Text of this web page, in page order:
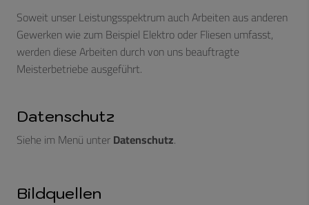
Soweit unser Leistungsspektrum auch Arbeiten aus anderen
Gewerken wie zum Beispiel Elektro oder Fliesen umfasst,
werden diese Arbeiten durch von uns beauftragte
Meisterbetriebe ausgeführt.
Datenschutz
Siehe im Menü unterDatenschutz.
Bildquellen